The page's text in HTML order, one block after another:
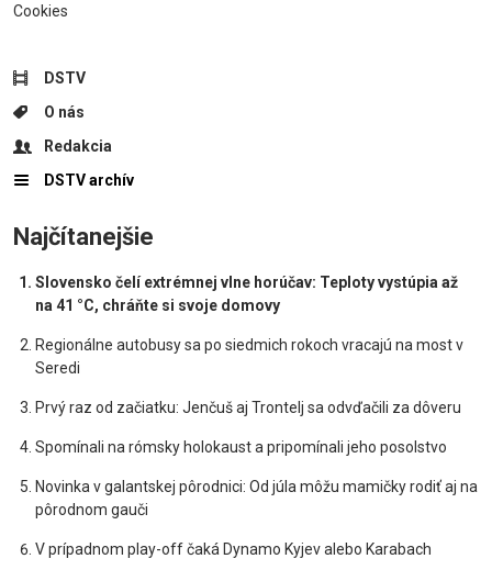
Cookies
DSTV
O nás
Redakcia
DSTV archív
Najčítanejšie
Slovensko čelí extrémnej vlne horúčav: Teploty vystúpia až
na 41 °C, chráňte si svoje domovy
Regionálne autobusy sa po siedmich rokoch vracajú na most v
Seredi
Prvý raz od začiatku: Jenčuš aj Trontelj sa odvďačili za dôveru
Spomínali na rómsky holokaust a pripomínali jeho posolstvo
Novinka v galantskej pôrodnici: Od júla môžu mamičky rodiť aj na
pôrodnom gauči
V prípadnom play-off čaká Dynamo Kyjev alebo Karabach